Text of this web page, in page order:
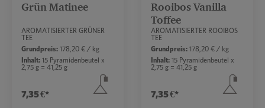
Grün Matinee
AROMATISIERTER GRÜNER
TEE
Grundpreis: 178,20 € / kg
Inhalt: 15 Pyramidenbeutel x
2,75 g = 41,25 g
7,35 €*
Rooibos Vanilla
Toffee
AROMATISIERTER ROOIBOS
TEE
Grundpreis: 178,20 € / kg
Inhalt: 15 Pyramidenbeutel x
2,75 g = 41,25 g
7,35 €*